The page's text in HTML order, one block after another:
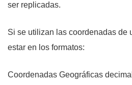
ser replicadas.
Si se utilizan las coordenadas de
estar en los formatos:
Coordenadas Geográficas